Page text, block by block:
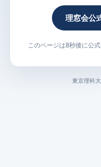
理窓会公
このページは8秒後に公
東京理科